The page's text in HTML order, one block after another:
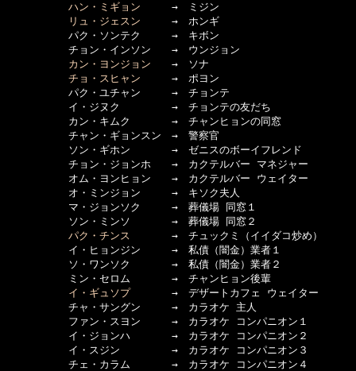
ハン・ミギョン →　ミジン
リュ・ジェスン →　ホンギ
パク・ソンテク　　　→　キボン
チョン・インソン　　→　ウンジョン
カン・ヨンジョン →　ソナ
チョ・スヒャン →　ポヨン
パク・ユチャン　　　→　チョンテ
イ・ジヌク　　　　　→　チョンテの友だち
カン・キムク　　　　→　チャンヒョンの同窓
チャン・ギョンスン　→　警察官
ソン・ギホン　　　　→　ゼニスのボーイフレンド
チョン・ジョンホ　　→　カクテルバー マネジャー
オム・ヨンヒョン　　→　カクテルバー ウェイター
オ・ミンジョン　　　→　キソク夫人
マ・ジョンソク　　　→　葬儀場 同窓１
ソン・ミンソ　　　　→　葬儀場 同窓２
パク・チンス →　チュックミ（イイダコ炒め）
イ・ヒョンジン　　　→　私債（闇金）業者１
ソ・ワンソク　　　　→　私債（闇金）業者２
ミン・セロム　　　　→　チャンヒョン後輩
イ・ギュソプ →　デザートカフェ ウェイター
チャ・サングン　　　→　カラオケ 主人
ファン・スヨン　　　→　カラオケ コンパニオン１
イ・ジョンハ　　　　→　カラオケ コンパニオン２
イ・スジン　　　　　→　カラオケ コンパニオン３
チェ・カラム　　　　→　カラオケ コンパニオン４